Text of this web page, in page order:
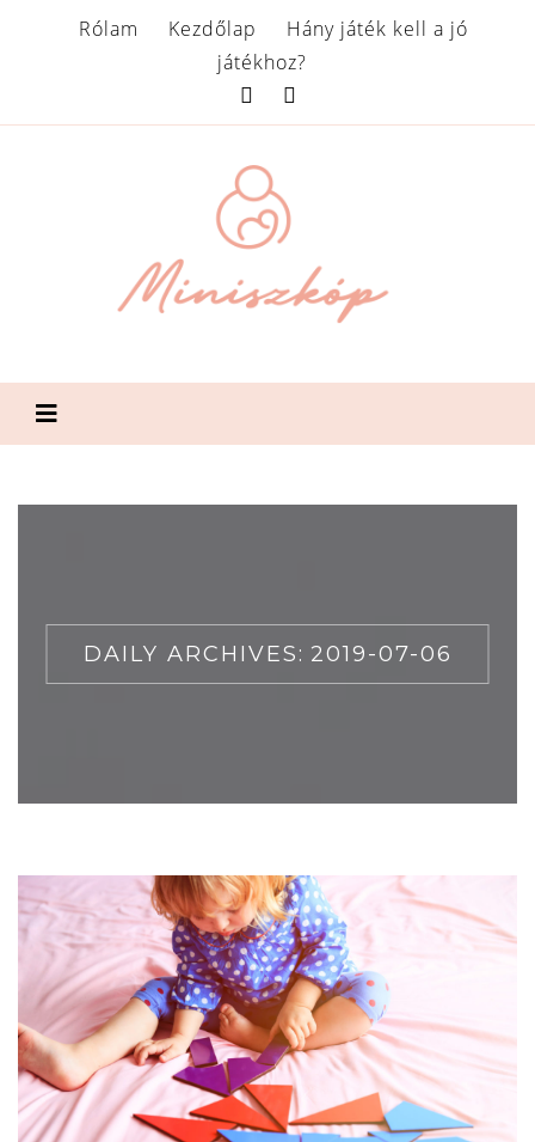
Rólam Kezdőlap
Hány játék kell a jó
játékhoz?
DAILY ARCHIVES: 2019-07-06